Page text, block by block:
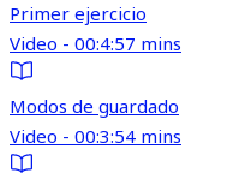
Primer ejercicio
Video - 00:4:57 mins
Modos de guardado
Video - 00:3:54 mins